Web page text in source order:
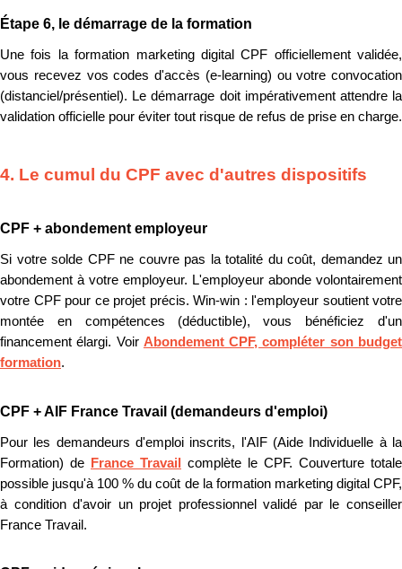
Étape 6, le démarrage de la formation
Une fois la formation marketing digital CPF officiellement validée,
vous recevez vos codes d'accès (e-learning) ou votre convocation
(distanciel/présentiel). Le démarrage doit impérativement attendre la
validation officielle pour éviter tout risque de refus de prise en charge.
4. Le cumul du CPF avec d'autres dispositifs
CPF + abondement employeur
Si votre solde CPF ne couvre pas la totalité du coût, demandez un
abondement à votre employeur. L'employeur abonde volontairement
votre CPF pour ce projet précis. Win-win : l'employeur soutient votre
montée en compétences (déductible), vous bénéficiez d'un
financement élargi. Voir Abondement CPF, compléter son budget
formation.
CPF + AIF France Travail (demandeurs d'emploi)
Pour les demandeurs d'emploi inscrits, l'AIF (Aide Individuelle à la
Formation) de
France Travail
complète le CPF. Couverture totale
possible jusqu'à 100 % du coût de la formation marketing digital CPF,
à condition d'avoir un projet professionnel validé par le conseiller
France Travail.